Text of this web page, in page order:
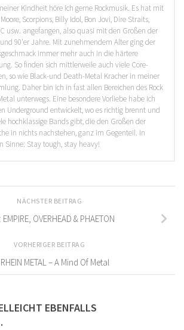
Kindheit höre ich gerne Rockmusik. Es hat mit
Scorpions, Billy Idol, Bon Jovi, Dire Straits,
usw. angefangen, also quasi mit den Großen der
90'er Jahre. Mit zunehmendem Alter ging der
immer mehr auch in die härtere
So finden sich mittlerweile auch viele Core-
so wie Black-und Death-Metal Kracher in meiner
Daher bin ich in fast allen Bereichen des Rock
unterwegs. Eine besondere Vorliebe habe ich
Underground entwickelt, wo es richtig brennt und
hochklassige Bands gibt, die den Großen der
in nichts nachstehen, ganz im Gegenteil. In
Sinne: Stay tough, stay heavy!
NÄCHSTER BEITRAG
EMPIRE, OVERHEAD & PHAETON
VORHERIGER BEITRAG
RHEIN METAL – A Mind Of Metal
EBENFALLS